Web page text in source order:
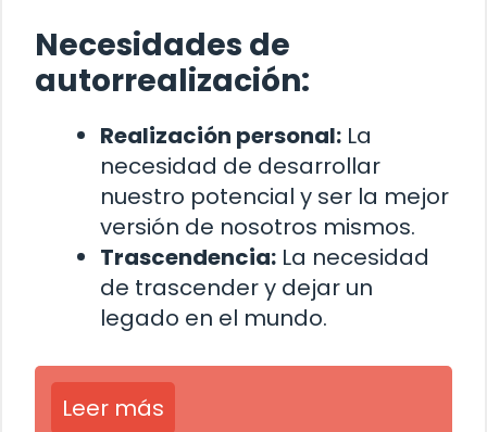
Necesidades de
autorrealización:
Realización personal: La
necesidad de desarrollar
nuestro potencial y ser la mejor
versión de nosotros mismos.
Trascendencia: La necesidad
de trascender y dejar un
legado en el mundo.
Leer más